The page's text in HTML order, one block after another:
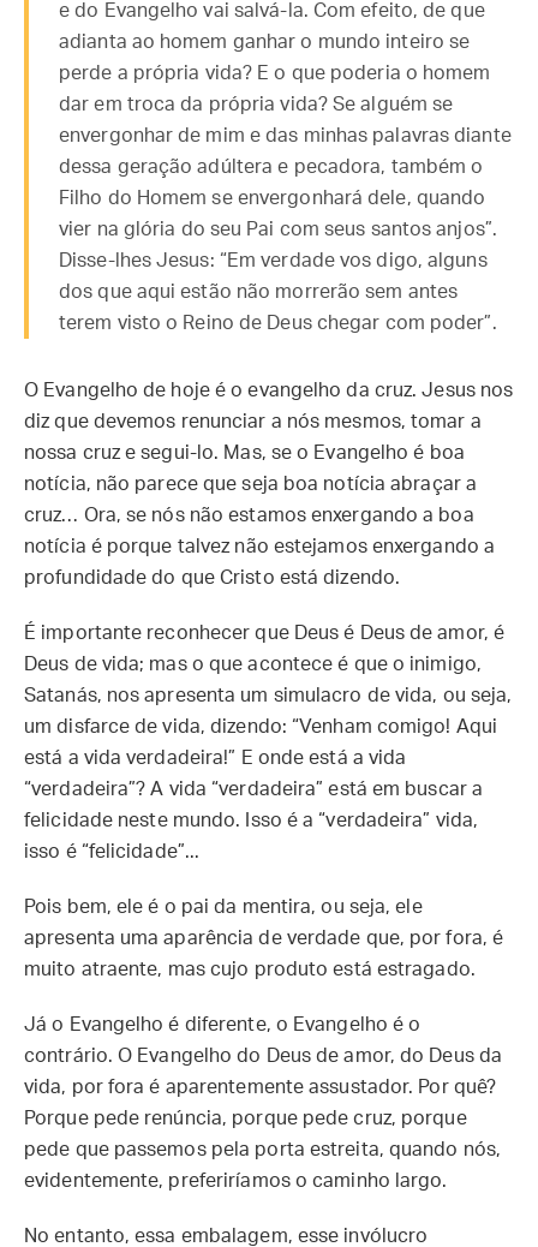
e do Evangelho vai salvá-la. Com efeito, de que
adianta ao homem ganhar o mundo inteiro se
perde a própria vida? E o que poderia o homem
dar em troca da própria vida? Se alguém se
envergonhar de mim e das minhas palavras diante
dessa geração adúltera e pecadora, também o
Filho do Homem se envergonhará dele, quando
vier na glória do seu Pai com seus santos anjos”.
Disse-lhes Jesus: “Em verdade vos digo, alguns
dos que aqui estão não morrerão sem antes
terem visto o Reino de Deus chegar com poder”.
O Evangelho de hoje é o evangelho da cruz. Jesus nos
diz que devemos renunciar a nós mesmos, tomar a
nossa cruz e segui-lo. Mas, se o Evangelho é boa
notícia, não parece que seja boa notícia abraçar a
cruz… Ora, se nós não estamos enxergando a boa
notícia é porque talvez não estejamos enxergando a
profundidade do que Cristo está dizendo.
É importante reconhecer que Deus é Deus de amor, é
Deus de vida; mas o que acontece é que o inimigo,
Satanás, nos apresenta um simulacro de vida, ou seja,
um disfarce de vida, dizendo: “Venham comigo! Aqui
está a vida verdadeira!” E onde está a vida
“verdadeira”? A vida “verdadeira” está em buscar a
felicidade neste mundo. Isso é a “verdadeira” vida,
isso é “felicidade”...
Pois bem, ele é o pai da mentira, ou seja, ele
apresenta uma aparência de verdade que, por fora, é
muito atraente, mas cujo produto está estragado.
Já o Evangelho é diferente, o Evangelho é o
contrário. O Evangelho do Deus de amor, do Deus da
vida, por fora é aparentemente assustador. Por quê?
Porque pede renúncia, porque pede cruz, porque
pede que passemos pela porta estreita, quando nós,
evidentemente, preferiríamos o caminho largo.
No entanto, essa embalagem, esse invólucro